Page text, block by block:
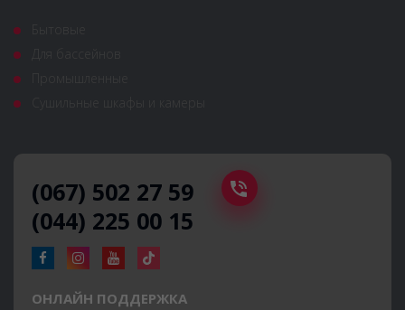
(067) 502 27 59
(044) 225 00 15
ОНЛАЙН ПОДДЕРЖКА